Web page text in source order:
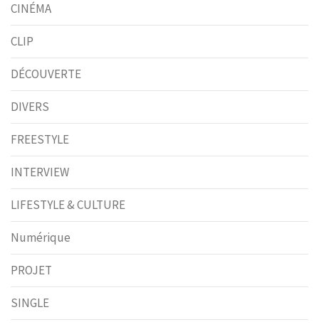
CINÉMA
CLIP
DÉCOUVERTE
DIVERS
FREESTYLE
INTERVIEW
LIFESTYLE & CULTURE
Numérique
PROJET
SINGLE